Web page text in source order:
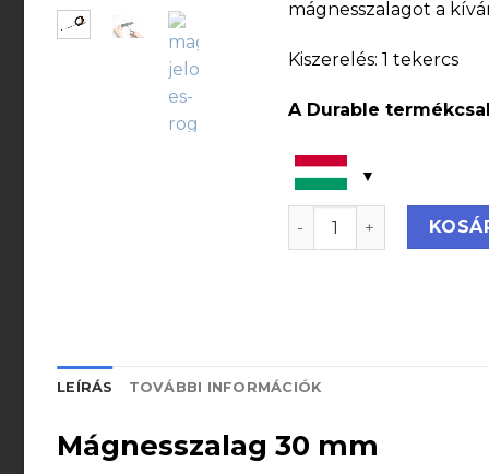
mágnesszalagot a
Kiszerelés: 1 tekercs
A Durable
Mágnesszalag 30 mm
LEÍRÁS TOVÁBBI INFORMÁCIÓK
Mágnesszalag 30 mm